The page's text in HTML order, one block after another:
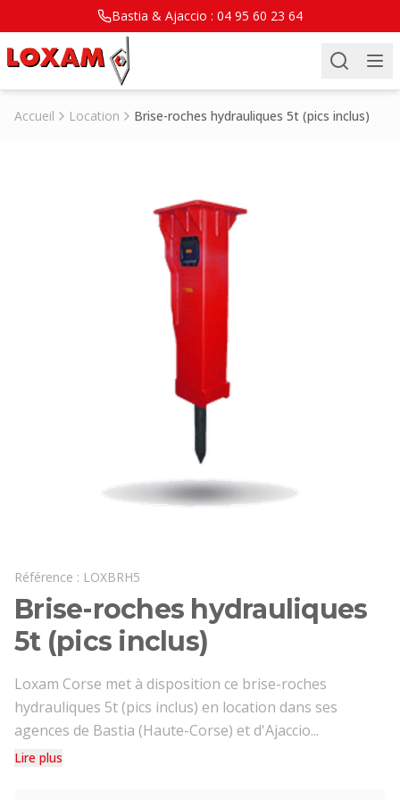
Bastia & Ajaccio : 04 95 60 23 64
Accueil Location Brise-roches hydrauliques 5t (pics inclus)
Référence : LOXBRH5
Brise-roches hydrauliques
5t (pics inclus)
Loxam Corse met à disposition ce brise-roches
hydrauliques 5t (pics inclus) en location dans ses
agences de Bastia (Haute-Corse) et d'Ajaccio...
Lire plus